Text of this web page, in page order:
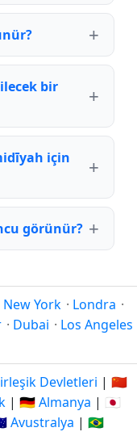
bir
için
görünür?
New York · Londra ·
· Dubai · Los Angeles
Devletleri | 🇨🇳
| 🇩🇪 Almanya | 🇯🇵
Avustralya | 🇧🇷